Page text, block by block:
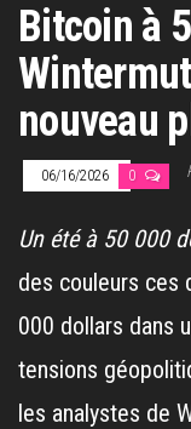
Bitcoin à
nouveau
06/16/2026 0
Un été à 50 000
des couleurs ces
000 dollars dans
tensions
les analystes de